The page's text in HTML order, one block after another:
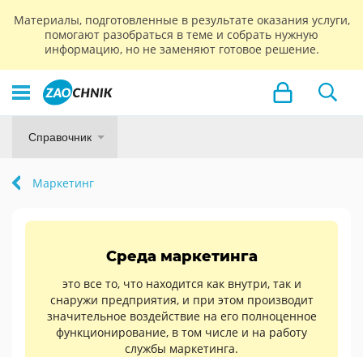
Материалы, подготовленные в результате оказания услуги,
помогают разобраться в теме и собрать нужную
информацию, но не заменяют готовое решение.
Справочник
Маркетинг
Среда маркетинга
это все то, что находится как внутри, так и
снаружи предприятия, и при этом производит
значительное воздействие на его полноценное
функционирование, в том числе и на работу
службы маркетинга.